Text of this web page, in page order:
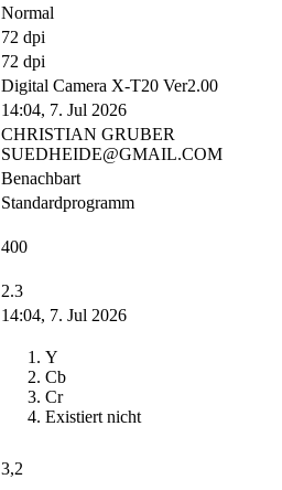
Normal
72 dpi
72 dpi
Digital Camera X-T20 Ver2.00
14:04, 7. Jul 2026
CHRISTIAN GRUBER
SUEDHEIDE@GMAIL.COM
Benachbart
Standardprogramm
400
2.3
14:04, 7. Jul 2026
Y
Cb
Cr
Existiert nicht
3,2